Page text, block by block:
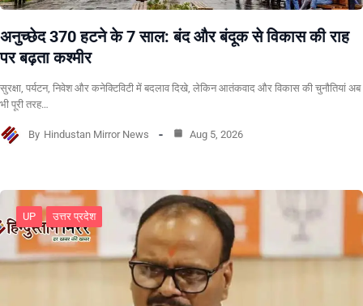
अनुच्छेद 370 हटने के 7 साल: बंद और बंदूक से विकास की राह
पर बढ़ता कश्मीर
सुरक्षा, पर्यटन, निवेश और कनेक्टिविटी में बदलाव दिखे, लेकिन आतंकवाद और विकास की चुनौतियां अब
भी पूरी तरह…
By Hindustan Mirror News Aug 5, 2026
UP उत्तर प्रदेश